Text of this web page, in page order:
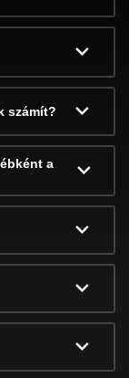
számít?
a